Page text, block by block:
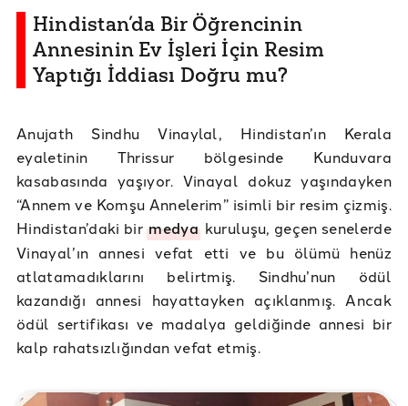
Hindistan’da Bir Öğrencinin
Annesinin Ev İşleri İçin Resim
Yaptığı İddiası Doğru mu?
Anujath Sindhu Vinaylal, Hindistan’ın Kerala
eyaletinin Thrissur bölgesinde Kunduvara
kasabasında yaşıyor. Vinayal dokuz yaşındayken
“Annem ve Komşu Annelerim” isimli bir resim çizmiş.
Hindistan’daki birmedya kuruluşu, geçen senelerde
Vinayal’ın annesi vefat etti ve bu ölümü henüz
atlatamadıklarını belirtmiş. Sindhu’nun ödül
kazandığı annesi hayattayken açıklanmış. Ancak
ödül sertifikası ve madalya geldiğinde annesi bir
kalp rahatsızlığından vefat etmiş.